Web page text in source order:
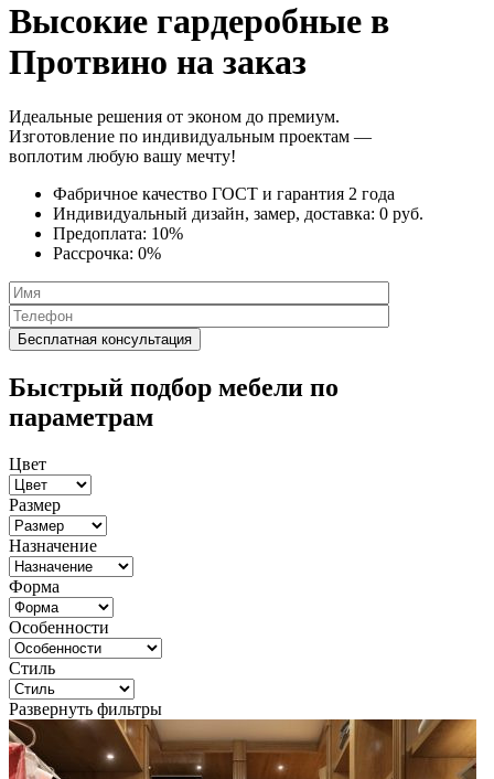
Высокие гардеробные в
Протвино на заказ
Идеальные решения от эконом до премиум.
Изготовление по индивидуальным проектам —
воплотим любую вашу мечту!
Фабричное качество ГОСТ и гарантия 2 года
Индивидуальный дизайн, замер, доставка: 0 руб.
Предоплата: 10%
Рассрочка: 0%
Быстрый подбор мебели по
параметрам
Цвет
Размер
Назначение
Форма
Особенности
Стиль
Развернуть фильтры